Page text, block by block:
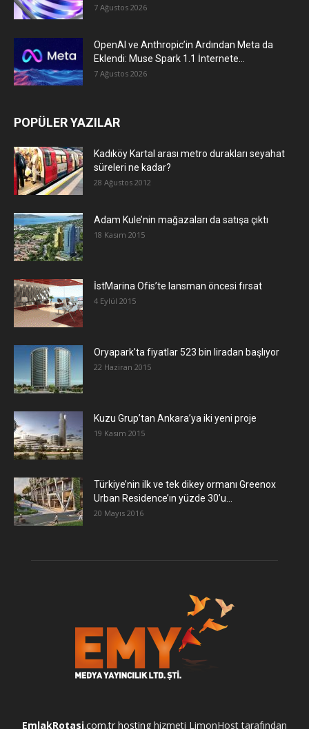
7 Ağustos 2026
OpenAI ve Anthropic’in Ardından Meta da
Eklendi: Muse Spark 1.1 İnternete...
7 Ağustos 2026
POPÜLER YAZILAR
Kadıköy Kartal arası metro durakları seyahat
süreleri ne kadar?
28 Ağustos 2012
Adam Kule’nin mağazaları da satışa çıktı
18 Kasım 2015
İstMarina Ofis’te lansman öncesi fırsat
4 Eylül 2015
Oryapark’ta fiyatlar 523 bin liradan başlıyor
22 Haziran 2015
​Kuzu Grup’tan Ankara’ya iki yeni proje
19 Kasım 2015
Türkiye’nin ilk ve tek dikey ormanı Greenox
Urban Residence’ın yüzde 30’u...
20 Mayıs 2016
EmlakRotasi.com.tr hosting hizmeti LimonHost tarafından